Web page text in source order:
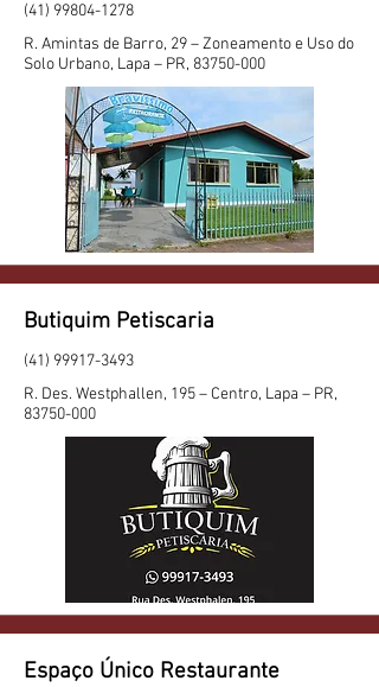
(41) 99804-1278
R. Amintas de Barro, 29 – Zoneamento e Uso do
Solo Urbano, Lapa – PR, 83750-000
Butiquim Petiscaria
(41) 99917-3493
R. Des. Westphallen, 195 – Centro, Lapa – PR,
83750-000
Espaço Único Restaurante